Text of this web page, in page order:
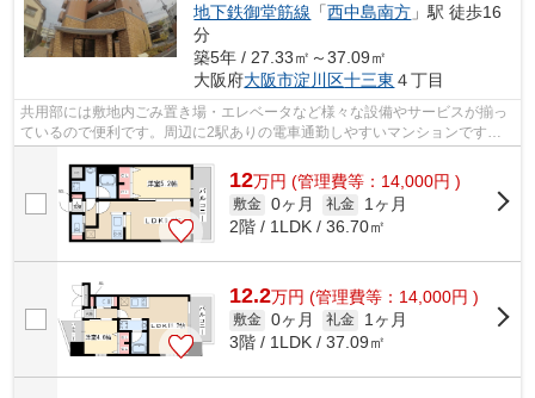
地下鉄御堂筋線 「西中島南方 」駅 徒歩16
分
築5年 / 27.33㎡～37.09㎡
大阪府大阪市淀川区十三東 ４丁目
共用部には敷地内ごみ置き場・エレベータなど様々な設備やサービスが揃っ
ているので便利です。周辺に2駅ありの電車通勤しやすいマンションです。
こちらはマンションタイプになります。...
12万円 (管理費等：14,000円 )
敷金 0ヶ月 礼金
1ヶ月
2階 / 1LDK / 36.70㎡
12.2万円 (管理費等：14,000円 )
敷金 0ヶ月 礼金
1ヶ月
3階 / 1LDK / 37.09㎡